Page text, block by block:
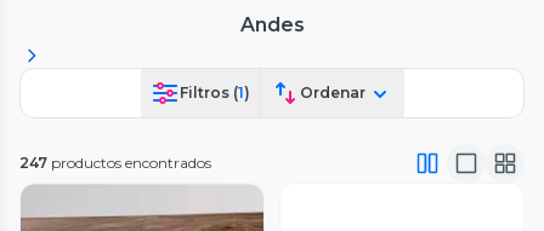
Andes
Filtros (1) Ordenar
247 productos encontrados